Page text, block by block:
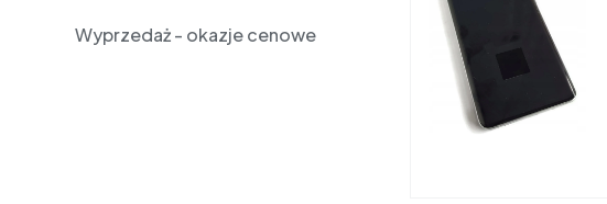
Wyprzedaż - okazje cenowe